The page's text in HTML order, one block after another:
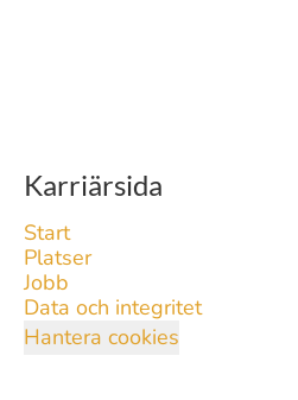
Karriärsida
Start
Platser
Jobb
Data och integritet
Hantera cookies